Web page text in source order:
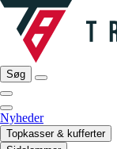
Søg
Nyheder
Topkasser & kufferter